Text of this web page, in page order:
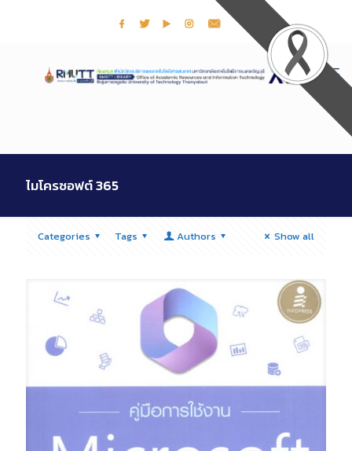
ไมโครซอฟต์ 365
Categories Tags Authors Show all